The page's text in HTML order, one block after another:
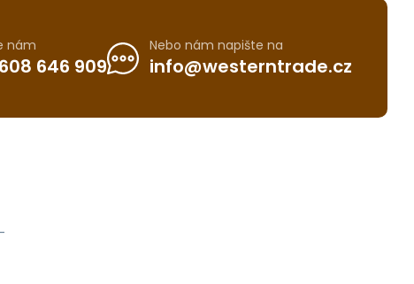
nám
646 909
Nebo nám napište na
info@westerntrade.cz